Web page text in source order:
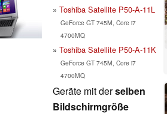
Toshiba Satellite P50-A-11L
GeForce GT 745M, Core i7
4700MQ
Toshiba Satellite P50-A-11K
GeForce GT 745M, Core i7
4700MQ
Geräte mit derselben
Bildschirmgröße